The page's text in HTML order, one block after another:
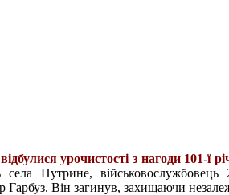
урочистості з нагоди 101-ї
Путрине, військовослужбовець
Він загинув, захищаючи